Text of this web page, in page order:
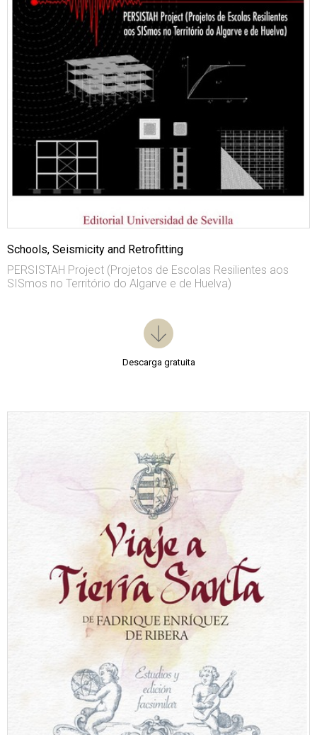
Schools, Seismicity and Retrofitting
PERSISTAH Project (Projetos de Escolas Resilientes aos
SISmos no Território do Algarve e de Huelva)
Descarga gratuita